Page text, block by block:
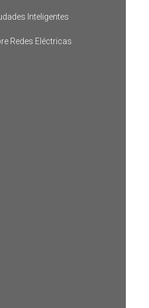
Inteligentes
Redes Eléctricas